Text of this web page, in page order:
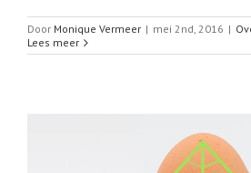
Door Monique Vermeer | mei 2nd, 2016 |
Lees meer